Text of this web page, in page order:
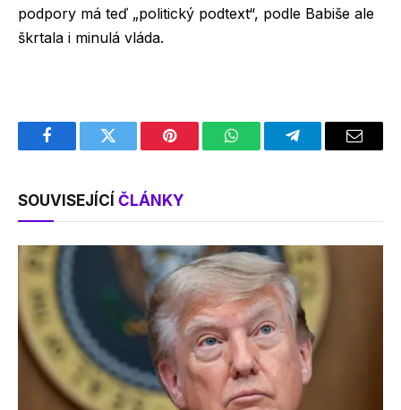
podpory má teď „politický podtext“, podle Babiše ale
škrtala i minulá vláda.
FacebookTwitter Pinterest WhatsAppTelegramEmail
SOUVISEJÍCÍ ČLÁNKY